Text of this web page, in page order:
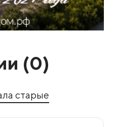
(0)
старые